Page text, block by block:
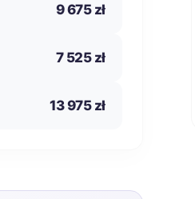
9 675 zł
7 525 zł
13 975 zł